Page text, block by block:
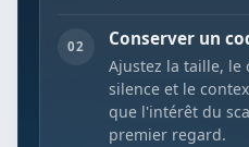
02 Conserver un
Ajustez la taille, le
silence et le
que l'intérêt du
premier regard.